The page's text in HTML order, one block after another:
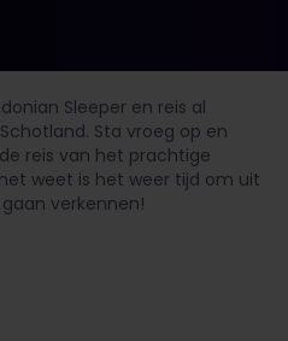
Sleeper en reis al
Sta vroeg op en
reis van het prachtige
weet is het weer tijd om uit
verkennen!